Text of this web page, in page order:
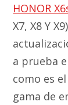
HONOR
X7, X8 Y
a prueba
como es el
gama de